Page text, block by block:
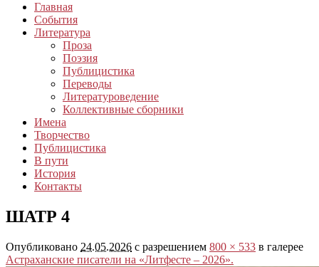
Главная
События
Литература
Проза
Поэзия
Публицистика
Переводы
Литературоведение
Коллективные сборники
Имена
Творчество
Публицистика
В пути
История
Контакты
ШАТР 4
Опубликовано 24.05.2026 с разрешением 800 × 533 в галерее
Астраханские писатели на «Литфесте – 2026».